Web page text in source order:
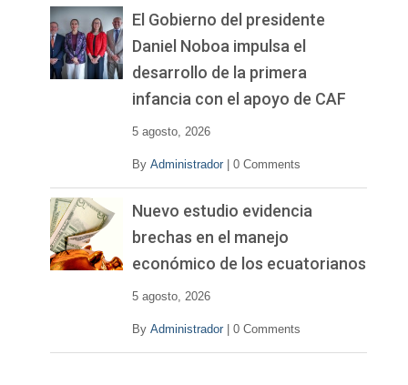
El Gobierno del presidente
Daniel Noboa impulsa el
desarrollo de la primera
infancia con el apoyo de CAF
5 agosto, 2026
By Administrador 0 Comments
Nuevo estudio evidencia
brechas en el manejo
económico de los ecuatorianos
5 agosto, 2026
By Administrador 0 Comments